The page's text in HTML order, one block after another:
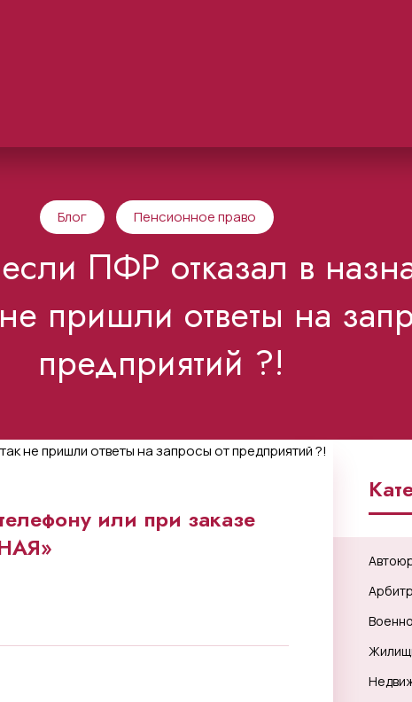
Блог Пенсионное право
ПФР отказал в
пришли ответы на
предприятий ?!
или при заказе